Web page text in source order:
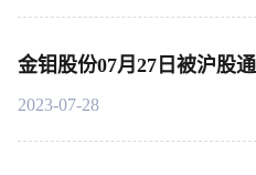
金钼股份07月27日被沪股
2023-07-28